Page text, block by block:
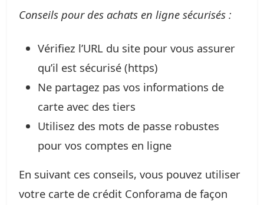
Conseils pour des achats en ligne sécurisés :
Vérifiez l’URL du site pour vous assurer
qu’il est sécurisé (https)
Ne partagez pas vos informations de
carte avec des tiers
Utilisez des mots de passe robustes
pour vos comptes en ligne
En suivant ces conseils, vous pouvez utiliser
votre carte de crédit Conforama de façon